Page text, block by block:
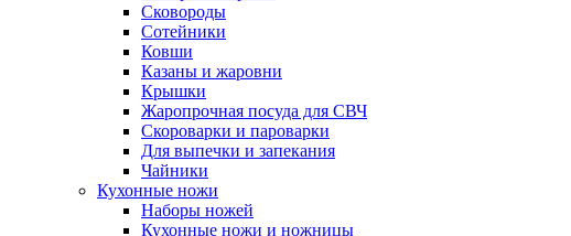
Сковороды
Сотейники
Ковши
Казаны и жаровни
Крышки
Жаропрочная посуда для СВЧ
Скороварки и пароварки
Для выпечки и запекания
Чайники
Кухонные ножи
Наборы ножей
Кухонные ножи и ножницы